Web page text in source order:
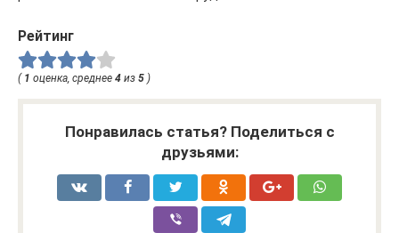
Рейтинг
( 1 оценка, среднее 4 из 5 )
Понравилась статья? Поделиться с
друзьями: